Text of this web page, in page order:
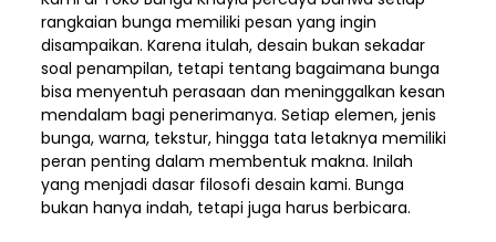
rangkaian bunga memiliki pesan yang ingin
disampaikan. Karena itulah, desain bukan sekadar
soal penampilan, tetapi tentang bagaimana bunga
bisa menyentuh perasaan dan meninggalkan kesan
mendalam bagi penerimanya. Setiap elemen, jenis
bunga, warna, tekstur, hingga tata letaknya memiliki
peran penting dalam membentuk makna. Inilah
yang menjadi dasar filosofi desain kami. Bunga
bukan hanya indah, tetapi juga harus berbicara.